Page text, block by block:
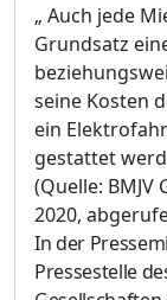
„ Auch jede
Grundsatz
seine Kosten
ein
gestattet
(Quelle:
2020,
In der
Pressestelle